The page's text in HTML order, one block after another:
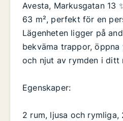
Avesta, Markusgatan 13
63 m², perfekt för en
Lägenheten ligger på
bekväma trappor,
och njut av rymden i ditt
Egenskaper:
2 rum, ljusa och rymliga,